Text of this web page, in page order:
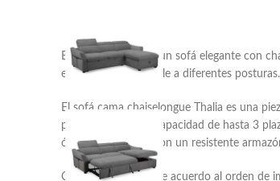
El modelo Thalia es un sofá elegante con
ergonómica adaptable a diferentes posturas.
El sofá cama chaiselongue Thalia es una
posturas. Con una capacidad de hasta 3
óptima. Fabricado con un resistente
Colores Dispoibles de acuerdo al orden de